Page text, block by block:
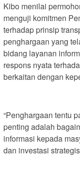
Kibo menilai
menguji komitmen
terhadap prinsip
penghargaan yang
bidang layanan
respons nyata
berkaitan dengan
“Penghargaan tentu
penting adalah
informasi kepada
dan investasi